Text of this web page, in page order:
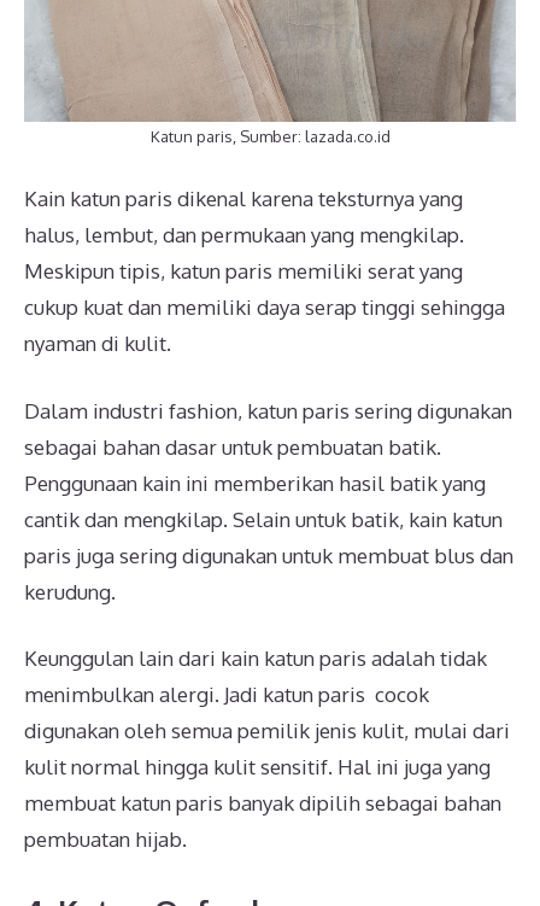
Katun paris, Sumber: lazada.co.id
Kain katun paris dikenal karena teksturnya yang
halus, lembut, dan permukaan yang mengkilap.
Meskipun tipis, katun paris memiliki serat yang
cukup kuat dan memiliki daya serap tinggi sehingga
nyaman di kulit.
Dalam industri fashion, katun paris sering digunakan
sebagai bahan dasar untuk pembuatan batik.
Penggunaan kain ini memberikan hasil batik yang
cantik dan mengkilap. Selain untuk batik, kain katun
paris juga sering digunakan untuk membuat blus dan
kerudung.
Keunggulan lain dari kain katun paris adalah tidak
menimbulkan alergi. Jadi katun paris cocok
digunakan oleh semua pemilik jenis kulit, mulai dari
kulit normal hingga kulit sensitif. Hal ini juga yang
membuat katun paris banyak dipilih sebagai bahan
pembuatan hijab.